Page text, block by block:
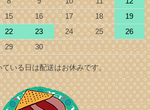
15 16 17 18
19
22 23 24 25
26
29 30
ている日は配送はお休みです。